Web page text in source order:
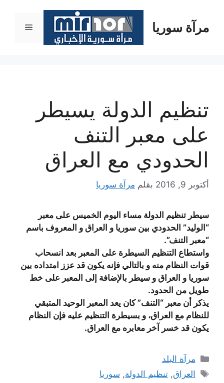
المحتوىمرآة سوريا القائمة
تنظيم الدولة يسيطر
على معبر التنف
الحدودي مع العراق
أكتوبر 9, 2016 بقلم مرآة سوريا
سيطر تنظيم الدولة مساء اليوم الخميس على معبر
“الوليد” الحدودي بين سوريا و العراق و المعروف باسم
“معبر التنف”.
واستطاع التنظيم السيطرة على المعبر بعد انسحاب
قوات النظام منه و بالتالي فإنه يكون قد عزز امتداده بين
سوريا و العراق و سيطر بالإضافة إلى المعبر على خط
طويل من الحدود.
يذكر أن معبر “التنف” كان يعد المعبر الوحيد المتبقي
للنظام مع العراق، و بسيطرة التنظيم عليه فإن النظام
يكون قد خسر آخر معابره مع العراق.
التصنيفات
مرآة البلد
الوسوم
العراق,تنظيم الدولة, سوريا